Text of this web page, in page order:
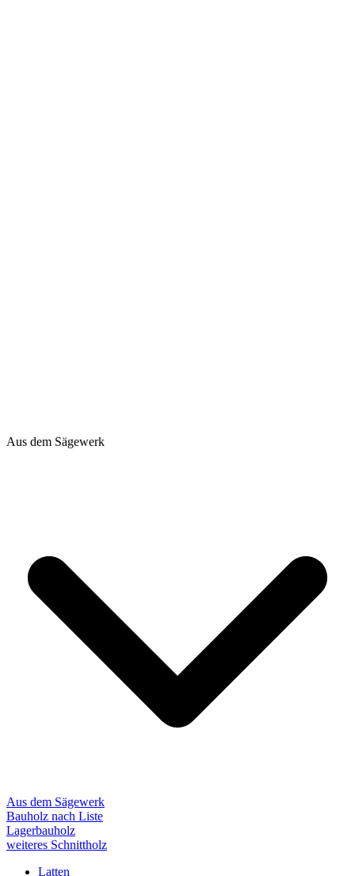
Aus dem Sägewerk
Aus dem Sägewerk
Bauholz nach Liste
Lagerbauholz
weiteres Schnittholz
Latten